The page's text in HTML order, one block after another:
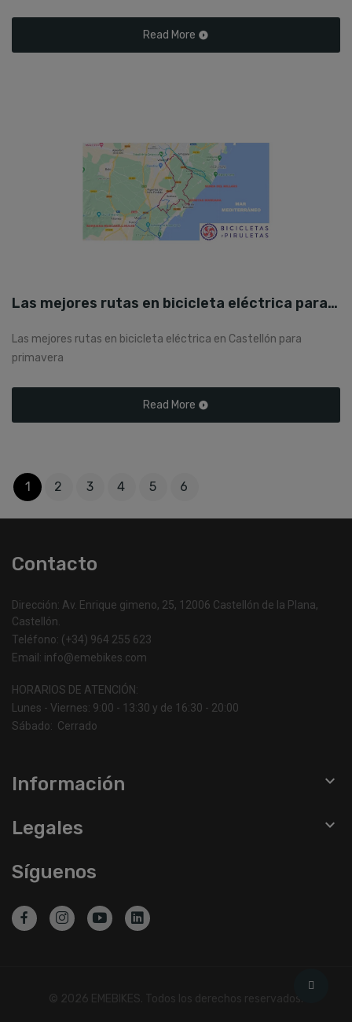
Read More
Las mejores rutas en bicicleta eléctrica para primavera en Castellón
Las mejores rutas en bicicleta eléctrica en Castellón para
primavera
Read More
1 2 3 4 5 6
Contacto
Dirección: Av. Enrique gimeno, 25, 12006 Castellón de la Plana,
Castellón.
Teléfono: (+34) 964 255 623
Email: info@emebikes.com
HORARIOS DE ATENCIÓN:
Lunes - Viernes: 9:00 - 13:30 y de 16:30 - 20:00
Sábado: Cerrado
Información 
Legales 
Síguenos
© 2026 EMEBIKES. Todos los derechos reservados.